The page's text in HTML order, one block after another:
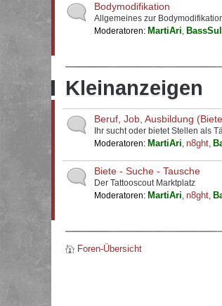
Bodymodifikation
Allgemeines zur
Moderatoren: MartiAri,
Kleinanzeigen
Beruf, Job, Ausbildung
Ihr sucht oder bietet Stellen als
Moderatoren: MartiAri, n8ght,
Biete - Suche - Tausche
Der Tattooscout Marktplatz
Moderatoren: MartiAri, n8ght,
Foren-Übersicht